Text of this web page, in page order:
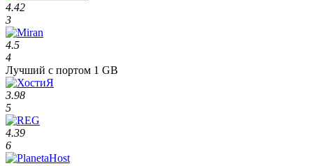
4.42
3
4.5
4
Лучший с портом 1 GB
3.98
5
4.39
6